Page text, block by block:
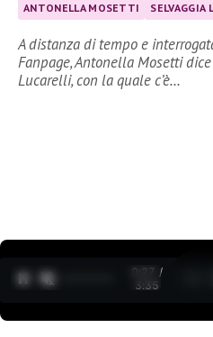
ANTONELLA MOSETTI SELVAGGIA
A distanza di tempo e
Fanpage, Antonella Mosetti
Lucarelli, con la quale c’è…
0:27 /
3:35